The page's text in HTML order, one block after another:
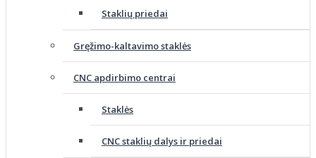
Staklių priedai
Gręžimo-kaltavimo staklės
CNC apdirbimo centrai
Staklės
CNC staklių dalys ir priedai